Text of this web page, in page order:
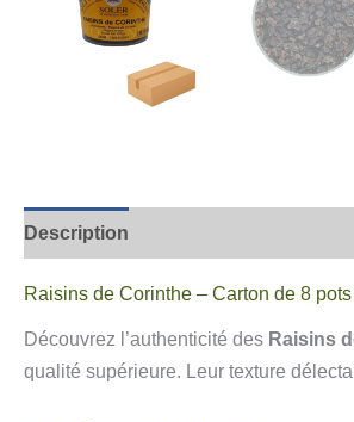
Description
Raisins de Corinthe – Carton de 8
Découvrez l’authenticité des Raisins
qualité supérieure. Leur texture